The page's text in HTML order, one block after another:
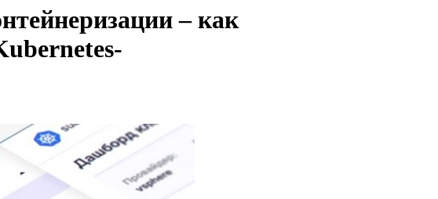
– как